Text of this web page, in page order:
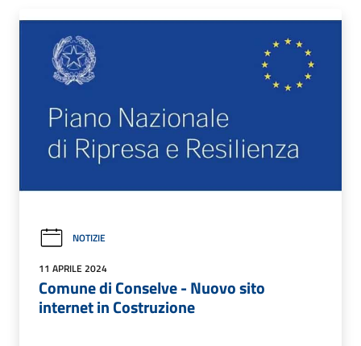
NOTIZIE
11 APRILE 2024
Comune di Conselve - Nuovo sito
internet in Costruzione